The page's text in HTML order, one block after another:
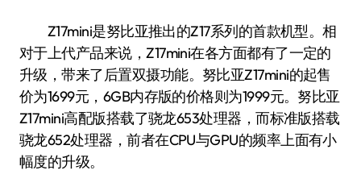
Z17mini是努比亚推出的Z17系列的首款机型。相
对于上代产品来说，Z17mini在各方面都有了一定的
升级，带来了后置双摄功能。努比亚Z17mini的起售
价为1699元，6GB内存版的价格则为1999元。努比亚
Z17mini高配版搭载了骁龙653处理器，而标准版搭载
骁龙652处理器，前者在CPU与GPU的频率上面有小
幅度的升级。